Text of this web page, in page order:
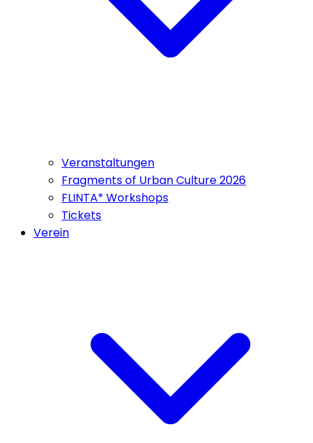
Veranstaltungen
Fragments of Urban Culture 2026
FLINTA* Workshops
Tickets
Verein